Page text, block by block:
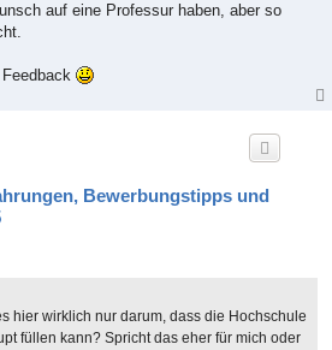
auf eine Professur haben, aber so
Bewerbungstipps und
hier wirklich nur darum, dass die Hochschule
füllen kann? Spricht das eher für mich oder